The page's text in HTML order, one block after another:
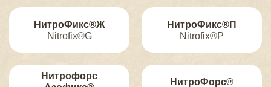
НитроФикс®Ж
Nitrofix®G
НитроФикс®П
Nitrofix®P
Нитрофорс
НитроФорс®